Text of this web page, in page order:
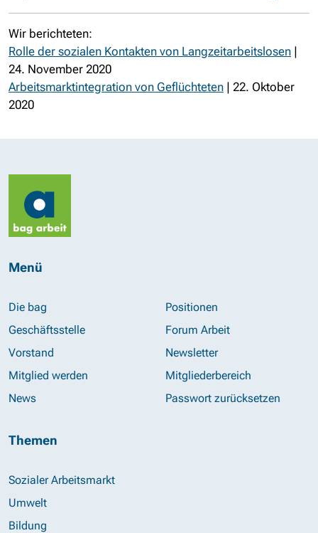
Wir berichteten:
Rolle der sozialen Kontakten von Langzeitarbeitslosen |
24. November 2020
Arbeitsmarktintegration von Geflüchteten | 22. Oktober
2020
Menü
Die bag
Geschäftsstelle
Vorstand
Mitglied werden
News
Positionen
Forum Arbeit
Newsletter
Mitgliederbereich
Passwort zurücksetzen
Themen
Sozialer Arbeitsmarkt
Umwelt
Bildung